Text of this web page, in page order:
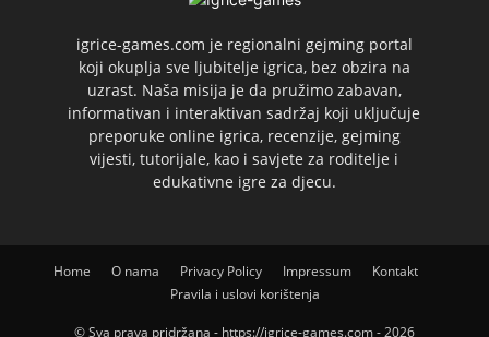
igrice-games.com je regionalni gejming portal
koji okuplja sve ljubitelje igrica, bez obzira na
uzrast. Naša misija je da pružimo zabavan,
informativan i interaktivan sadržaj koji uključuje
preporuke online igrica, recenzije, gejming
vijesti, tutorijale, kao i savjete za roditelje i
edukativne igre za djecu.
Home O nama Privacy Policy Impressum
Kontakt
Pravila i uslovi korištenja
© Sva prava pridržana - https://igrice-games.com - 2026